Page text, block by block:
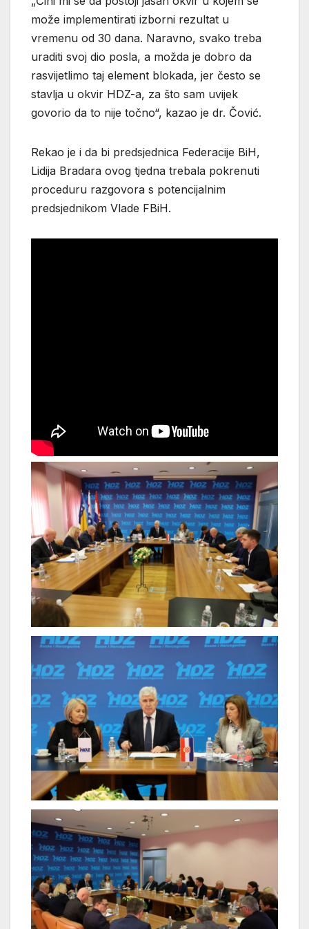
može implementirati izborni rezultat u
vremenu od 30 dana. Naravno, svako treba
uraditi svoj dio posla, a možda je dobro da
rasvijetlimo taj element blokada, jer često se
stavlja u okvir HDZ-a, za što sam uvijek
govorio da to nije točno“, kazao je dr. Čović.
Rekao je i da bi predsjednica Federacije BiH,
Lidija Bradara ovog tjedna trebala pokrenuti
proceduru razgovora s potencijalnim
predsjednikom Vlade FBiH.